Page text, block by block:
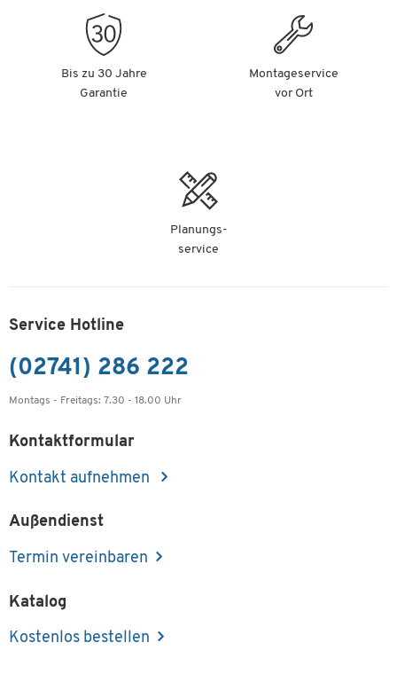
Bis zu 30 Jahre
Garantie
Montageservice
vor Ort
Planungs-
service
Service Hotline
(02741) 286 222
Montags - Freitags: 7.30 - 18.00 Uhr
Kontaktformular
Kontakt aufnehmen
Außendienst
Termin vereinbaren
Katalog
Kostenlos bestellen